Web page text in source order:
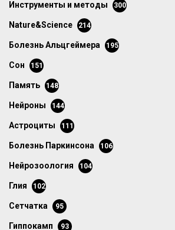
инструменты и методы 300
Nature&Science 214
болезнь Альцгеймера 195
сон 151
память 148
нейроны 144
астроциты 111
болезнь Паркинсона 106
нейрозоология 104
глия 102
сетчатка 95
гиппокамп 93